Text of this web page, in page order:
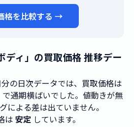
格を比較する →
ディ」の買取価格 推移デー
の日次データでは、買取価格は
で通期横ばいでした。値動きが無
による差は出ていません。
は 安定 しています。